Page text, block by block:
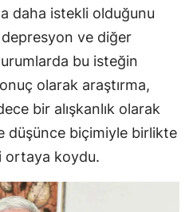
daha istekli olduğunu
depresyon ve diğer
bu isteğin
olarak araştırma,
bir alışkanlık olarak
düşünce biçimiyle birlikte
ortaya koydu.